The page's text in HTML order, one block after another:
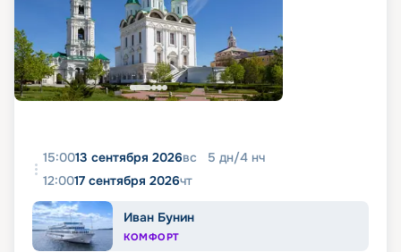
15:0013 сентября 2026вс 5 дн/4 нч
12:0017 сентября 2026чт
Иван Бунин
КОМФОРТ